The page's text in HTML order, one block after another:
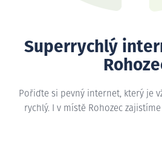
Superrychlý
Pořiďte si pevný internet, který je
rychlý. I v místě Rohozec